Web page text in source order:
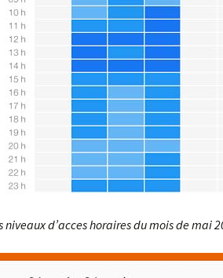
d’acces horaires du mois de mai